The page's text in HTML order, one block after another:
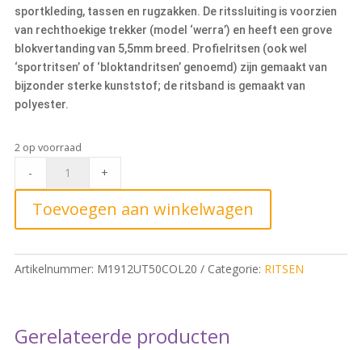
sportkleding, tassen en rugzakken. De ritssluiting is voorzien
van rechthoekige trekker (model ‘werra’) en heeft een grove
blokvertanding van 5,5mm breed. Profielritsen (ook wel
‘sportritsen’ of ‘bloktandritsen’ genoemd) zijn gemaakt van
bijzonder sterke kunststof; de ritsband is gemaakt van
polyester.
2 op voorraad
50cm,
quantity
- +
Toevoegen aan winkelwagen
Artikelnummer: M1912UT50COL20 Categorie: RITSEN
Gerelateerde producten